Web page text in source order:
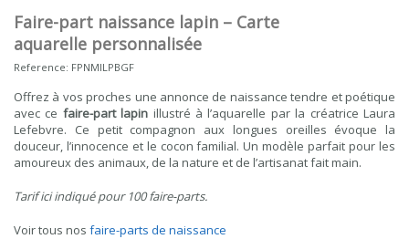
Faire-part naissance lapin – Carte
aquarelle personnalisée
Reference: FPNMILPBGF
Offrez à vos proches une annonce de naissance tendre et poétique
avec ce faire-part lapin illustré à l’aquarelle par la créatrice Laura
Lefebvre. Ce petit compagnon aux longues oreilles évoque la
douceur, l’innocence et le cocon familial. Un modèle parfait pour les
amoureux des animaux, de la nature et de l’artisanat fait main.
Tarif ici indiqué pour 100 faire-parts.
Voir tous nos faire-parts de naissance